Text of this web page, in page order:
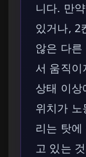
니다. 만
있거나, 2
않은 다른
서 움직이
상태 이상
위치가 노
리는 탓
고 있는